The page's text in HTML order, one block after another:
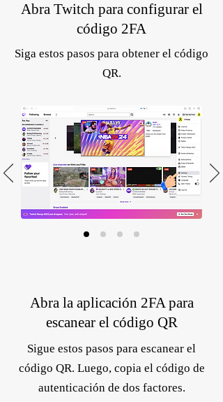
Abra Twitch para configurar el
código 2FA
Siga estos pasos para obtener el código
QR.
Abra la aplicación 2FA para
escanear el código QR
Sigue estos pasos para escanear el
código QR. Luego, copia el código de
autenticación de dos factores.